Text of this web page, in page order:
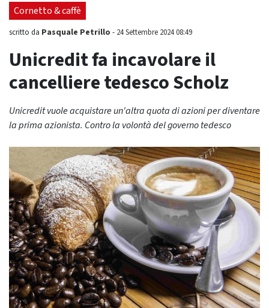
Cornetto & caffè
scritto da Pasquale Petrillo - 24 Settembre 2024 08:49
Unicredit fa incavolare il
cancelliere tedesco Scholz
Unicredit vuole acquistare un'altra quota di azioni per diventare
la prima azionista. Contro la volontà del governo tedesco